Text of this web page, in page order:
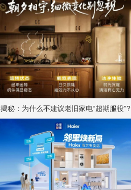
揭秘：为什么不建议老旧家电“超期服役”?